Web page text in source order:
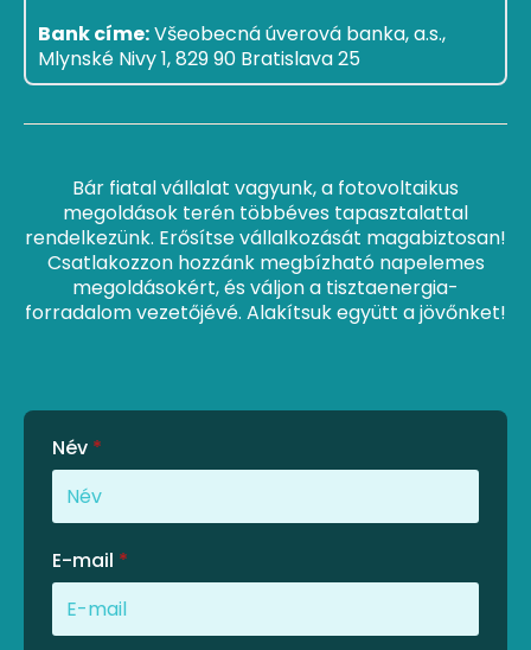
Bank címe:Všeobecná úverová banka, a.s.,
Mlynské Nivy 1, 829 90 Bratislava 25
Bár fiatal vállalat vagyunk, a fotovoltaikus
megoldások terén többéves tapasztalattal
rendelkezünk. Erősítse vállalkozását magabiztosan!
Csatlakozzon hozzánk megbízható napelemes
megoldásokért, és váljon a tisztaenergia-
forradalom vezetőjévé. Alakítsuk együtt a jövőnket!
Név *
E-mail *